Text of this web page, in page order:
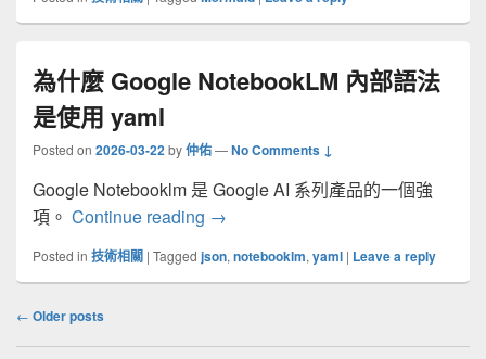
為什麼 Google NotebookLM 內部語法
是使用 yaml
Posted on 2026-03-22by仲佑—No Comments ↓
Google Notebooklm 是 Google AI 系列產品的一個強
項。 Continue reading 為什麼 Google NotebookLM 內部
→
Posted in 技術相關 | Tagged json, notebooklm, yaml | Leave a reply
Post
← Older posts